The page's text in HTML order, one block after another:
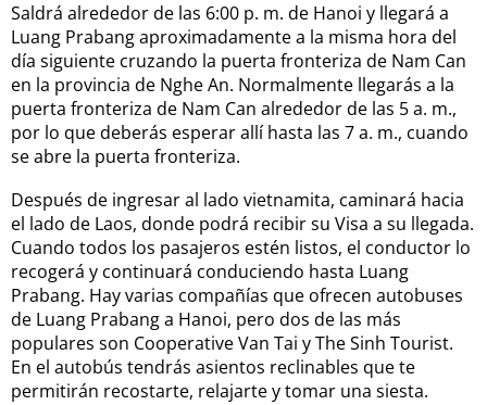
Saldrá alrededor de las 6:00 p. m. de Hanoi y llegará a
Luang Prabang aproximadamente a la misma hora del
día siguiente cruzando la puerta fronteriza de Nam Can
en la provincia de Nghe An. Normalmente llegarás a la
puerta fronteriza de Nam Can alrededor de las 5 a. m.,
por lo que deberás esperar allí hasta las 7 a. m., cuando
se abre la puerta fronteriza.
Después de ingresar al lado vietnamita, caminará hacia
el lado de Laos, donde podrá recibir su Visa a su llegada.
Cuando todos los pasajeros estén listos, el conductor lo
recogerá y continuará conduciendo hasta Luang
Prabang. Hay varias compañías que ofrecen autobuses
de Luang Prabang a Hanoi, pero dos de las más
populares son Cooperative Van Tai y The Sinh Tourist.
En el autobús tendrás asientos reclinables que te
permitirán recostarte, relajarte y tomar una siesta.